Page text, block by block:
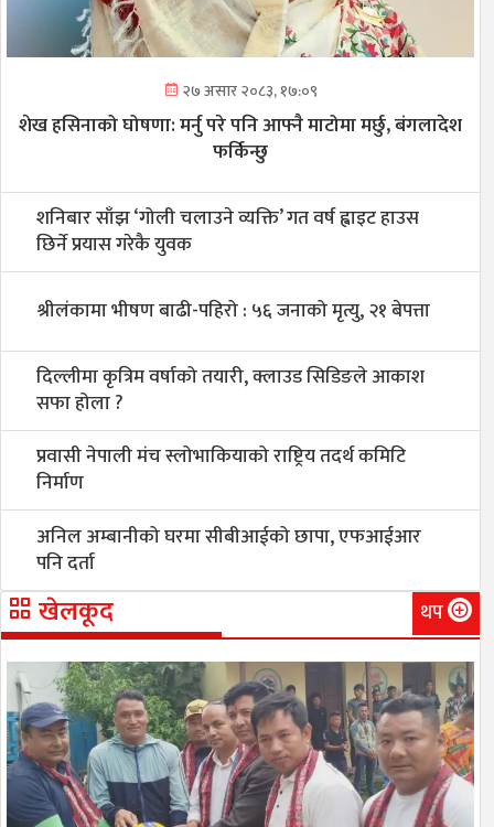
२७ असार २०८३, १७:०९
शेख हसिनाको घोषणा: मर्नु परे पनि आफ्नै माटोमा मर्छु, बंगलादेश
फर्किन्छु
शनिबार साँझ ‘गोली चलाउने व्यक्ति’ गत वर्ष ह्वाइट हाउस
छिर्ने प्रयास गरेकै युवक
श्रीलंकामा भीषण बाढी-पहिरो : ५६ जनाको मृत्यु, २१ बेपत्ता
दिल्लीमा कृत्रिम वर्षाको तयारी, क्लाउड सिडिङले आकाश
सफा होला ?
प्रवासी नेपाली मंच स्लोभाकियाको राष्ट्रिय तदर्थ कमिटि
निर्माण
अनिल अम्बानीको घरमा सीबीआईको छापा, एफआईआर
पनि दर्ता
खेलकूद थप